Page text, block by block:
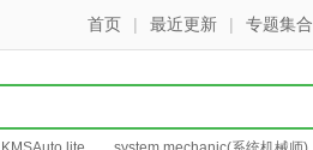
首页 | 最近更新 | 专题集合